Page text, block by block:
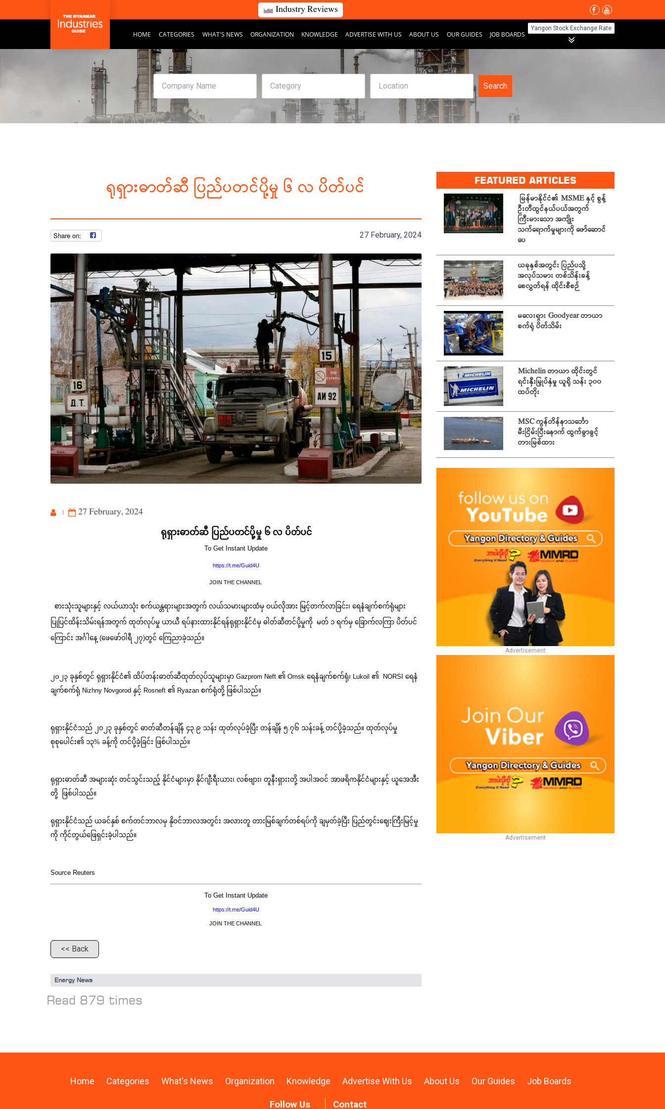
Industry Reviews
HOME CATEGORIES WHAT'S NEWS ORGANIZATION KNOWLEDGE ADVERTISE WITH US ABOUT US OUR GUIDES JOB BOARDS
Yangon Stock Exchange Rate
Search
ရုရှားဓာတ်ဆီ ပြည်ပတင်ပို့မှု ၆ လ ပိတ်ပင်
27 February, 2024
27 February, 2024
ရုရှားဓာတ်ဆီ ပြည်ပတင်ပို့မှု ၆ လ ပိတ်ပင်
To Get Instant Update
https://t.me/Guid4U
JOIN THE CHANNEL
စားသုံးသူများနှင့် လယ်ယာသုံး စက်ယန္တရားများအတွက် လယ်သမားများထံမှ ဝယ်လိုအား မြင့်တက်လာခြင်း၊ ရေနံချက်စက်ရုံများ
ပြုပြင်ထိန်းသိမ်းရန်အတွက် ထုတ်လုပ်မှု ယာယီ ရပ်နားထားနိုင်ရန်ရုရှားနိုင်ငံမှ ဓါတ်ဆီတင်ပို့မှုကို မတ် ၁ ရက်မှ ခြောက်လကြာ ပိတ်ပင်
ကြောင်း အင်္ဂါနေ့ (ဖေဖော်ဝါရီ ၂၇)တွင် ကြေညာခဲ့သည်။
၂၀၂၃ ခုနှစ်တွင် ရုရှားနိုင်ငံ၏ ထိပ်တန်းဓာတ်ဆီထုတ်လုပ်သူများမှာ Gazprom Neft ၏ Omsk ရေနံချက်စက်ရုံ၊ Lukoil ၏ NORSI ရေနံ
ချက်စက်ရုံ Nizhny Novgorod နှင့် Rosneft ၏ Ryazan စက်ရုံတို့ ဖြစ်ပါသည်။
ရုရှားနိုင်ငံသည် ၂၀၂၃ ခုနှစ်တွင် ဓာတ်ဆီတန်ချိန် ၄၃.၉ သန်း ထုတ်လုပ်ခဲ့ပြီး တန်ချိန် ၅.၇၆ သန်းခန့် တင်ပို့ခဲ့သည်။ ထုတ်လုပ်မှု
စုစုပေါင်း၏ ၁၃% ခန့်ကို တင်ပို့ခဲ့ခြင်း ဖြစ်ပါသည်။
ရုရှားဓာတ်ဆီ အများဆုံး တင်သွင်းသည့် နိုင်ငံများမှာ နိုင်ဂျီးရီးယား၊ လစ်ဗျား၊ တူနီးရှားးတို့ အပါအဝင် အာဖရိကနိုင်ငံများနှင့် ယူအေအီး
တို့ ဖြစ်ပါသည်။
ရုရှားနိုင်ငံသည် ယခင်နှစ် စက်တင်ဘာလမှ နိုဝင်ဘာလအတွင်း အလားတူ တားမြစ်ချက်တစ်ရပ်ကို ချမှတ်ခဲ့ပြီး ပြည်တွင်းဈေးကြီးမြင့်မှု
ကို ကိုင်တွယ်ဖြေရှင်းခဲ့ပါသည်။
Source Reuters
To Get Instant Update
https://t.me/Guid4U
JOIN THE CHANNEL
<< Back
Energy News
Read 879 times
FEATURED ARTICLES
မြန်မာနိုင်ငံ၏ MSME နှင့် စွန့်
ဦးတီထွင်နယ်ပယ်အတွက်
ကြီးမားသော အကျိုး
သက်ရောက်မှုများကို ဖော်ဆောင်
ပေ
ယခုနှစ်အတွင်း ပြည်ပသို့
အလုပ်သမား တစ်သိန်းခန့်
စေလွှတ်ရန် ထိုင်းစီစဉ်
မလေးရှား Goodyear တာယာ
စက်ရုံ ပိတ်သိမ်း
Michelin တာယာ ထိုင်းတွင်
ရင်းနှီးမြှုပ်နှံမှု ယူရို သန်း ၃၀၀
ထပ်တိုး
MSC ကွန်တိန်နာသင်္ဘော
မီးငြိမ်းပြီးနောက် ထွက်ခွာခွင့်
တားမြစ်ထား
Home Categories What's News Organization Knowledge Advertise With Us About Us Our Guides Job Boards
Follow Us Contact